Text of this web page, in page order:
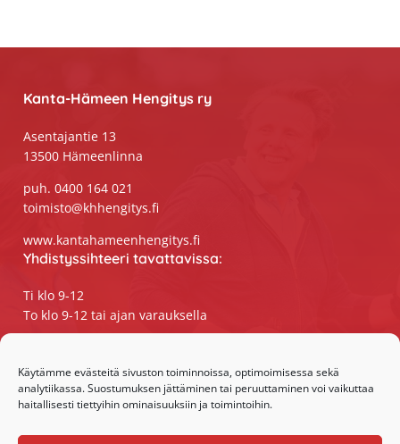
Käytämme evästeitä sivuston toiminnoissa, optimoimisessa sekä
analytiikassa. Suostumuksen jättäminen tai peruuttaminen voi vaikuttaa
haitallisesti tiettyihin ominaisuuksiin ja toimintoihin.
Kanta-Hämeen Hengitys ry
Asentajantie 13
13500 Hämeenlinna
puh. 0400 164 021
toimisto@khhengitys.fi
www.kantahameenhengitys.fi
Yhdistyssihteeri tavattavissa:
Ti klo 9-12
To klo 9-12 tai ajan varauksella
maanantaista perjantaihin klo 9-15